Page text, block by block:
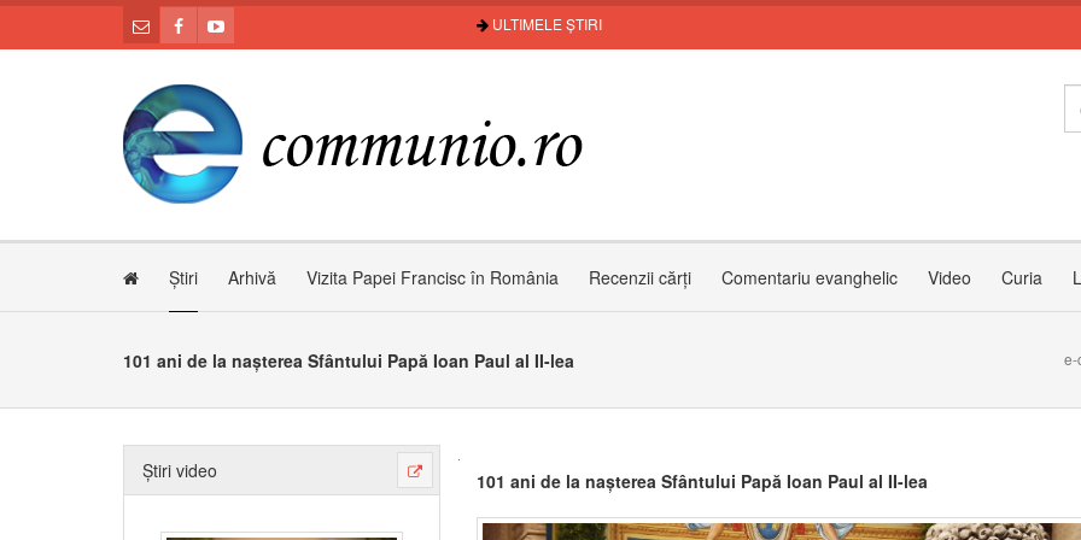
ULTIMELE ȘTIRI
Știri Arhivă Vizita Papei Francisc în România Recenzii cărți Comentariu evanghelic Video Curia
101 ani de la nașterea Sfântului Papă Ioan Paul al II-lea e-
Știri video 101 ani de la nașterea Sfântului Papă Ioan Paul al II-lea